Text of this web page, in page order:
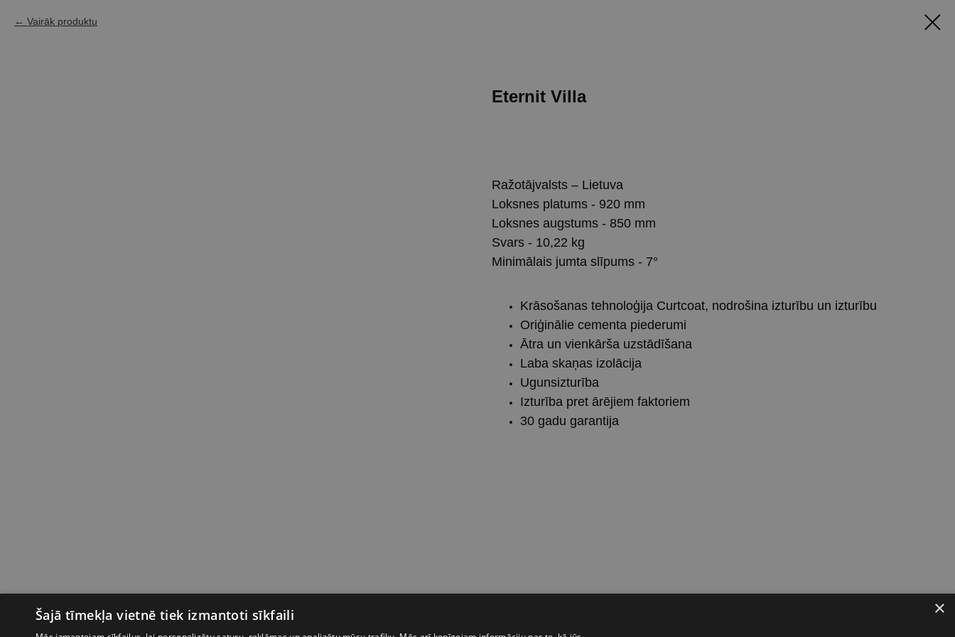
Vairāk produktu
Eternit Villa
Ražotājvalsts – Lietuva
Loksnes platums - 920 mm
Loksnes augstums - 850 mm
Svars - 10,22 kg
Minimālais jumta slīpums - 7°
Krāsošanas tehnoloģija Curtcoat, nodrošina izturību un izturību
Oriģinālie cementa piederumi
Ātra un vienkārša uzstādīšana
Laba skaņas izolācija
Ugunsizturība
Izturība pret ārējiem faktoriem
30 gadu garantija
×
Šajā tīmekļa vietnē tiek izmantoti sīkfaili